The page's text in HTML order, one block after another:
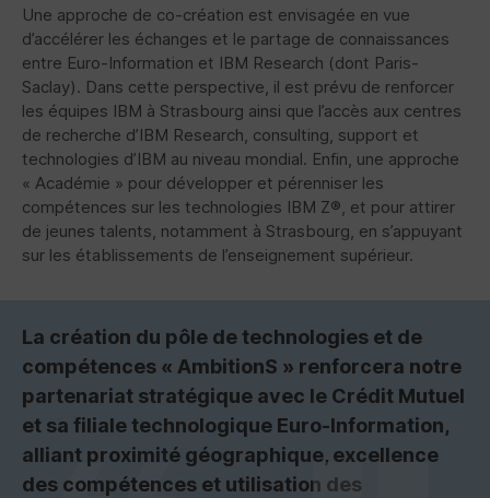
Une approche de co-création est envisagée en vue
d’accélérer les échanges et le partage de connaissances
entre Euro-Information et IBM Research (dont Paris-
Saclay). Dans cette perspective, il est prévu de renforcer
les équipes IBM à Strasbourg ainsi que l’accès aux centres
de recherche d’IBM Research, consulting, support et
technologies d’IBM au niveau mondial. Enfin, une approche
« Académie » pour développer et pérenniser les
compétences sur les technologies IBM Z®, et pour attirer
de jeunes talents, notamment à Strasbourg, en s’appuyant
sur les établissements de l’enseignement supérieur.
La création du pôle de technologies et de
compétences « AmbitionS » renforcera notre
partenariat stratégique avec le Crédit Mutuel
et sa filiale technologique Euro-Information,
alliant proximité géographique, excellence
des compétences et utilisation des